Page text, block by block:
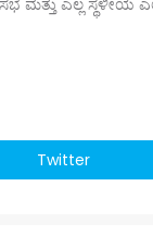
ಮತ್ತು ಎಲ್ಲ ಸ್ಥಳೀಯ
Twitter